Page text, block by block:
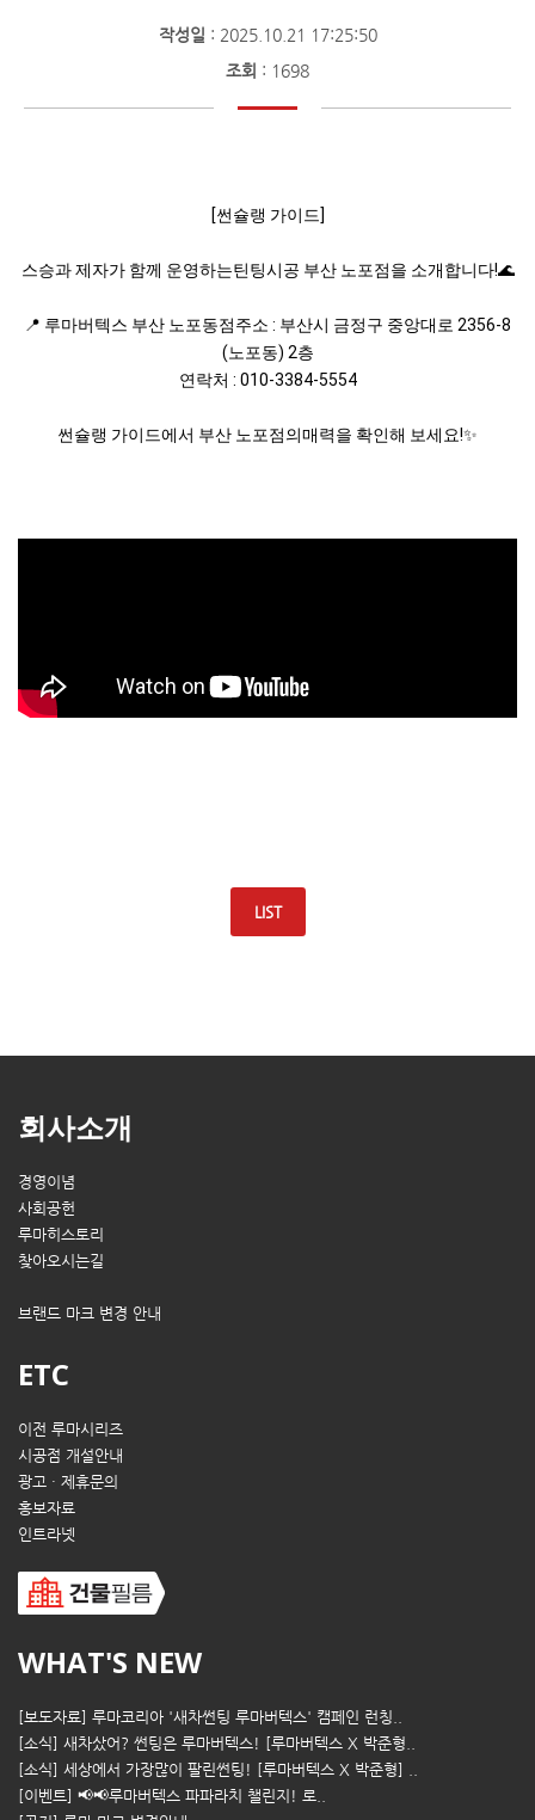
작성일 : 2025.10.21 17:25:50
조회 : 1698
[썬슐랭 가이드]
스승과 제자가 함께 운영하는틴팅시공 부산 노포점을 소개합니다!🌊
📍 루마버텍스 부산 노포동점주소 : 부산시 금정구 중앙대로 2356-8
(노포동) 2층
연락처 : 010-3384-5554
썬슐랭 가이드에서 부산 노포점의매력을 확인해 보세요!✨
LIST
회사소개
경영이념
사회공헌
루마히스토리
찾아오시는길
브랜드 마크 변경 안내
ETC
이전 루마시리즈
시공점 개설안내
광고 · 제휴문의
홍보자료
인트라넷
WHAT'S NEW
[보도자료] 루마코리아 '새차썬팅 루마버텍스' 캠페인 런칭..
[소식] 새차샀어? 썬팅은 루마버텍스! [루마버텍스 X 박준형..
[소식] 세상에서 가장많이 팔린썬팅! [루마버텍스 X 박준형] ..
[이벤트] 📢📢루마버텍스 파파라치 챌린지! 로..